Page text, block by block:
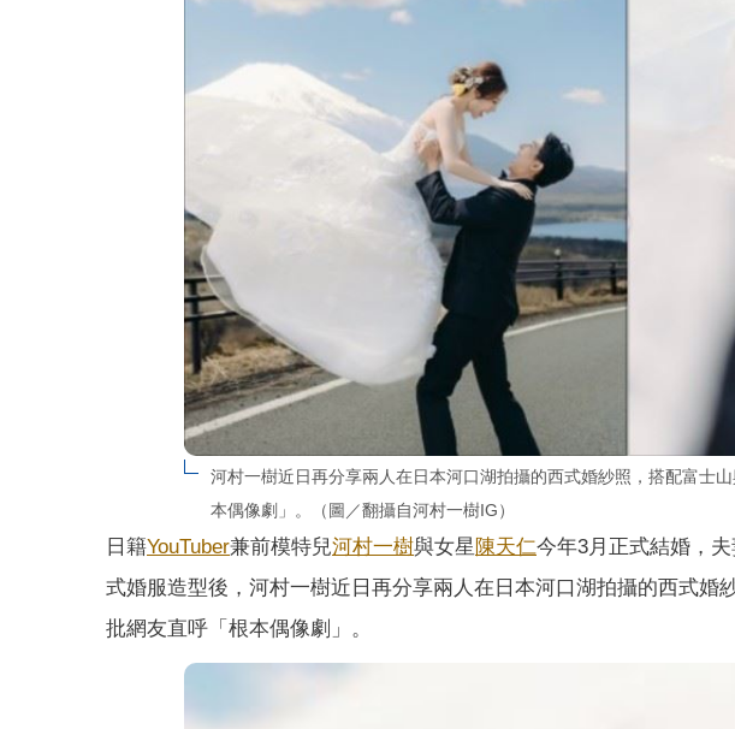
河村一樹近日再分享兩人在日本河口湖拍攝的西式婚紗照，搭配富士
本偶像劇」。（圖／翻攝自河村一樹IG）
日籍YouTuber兼前模特兒河村一樹與女星 陳天仁今年3月正式結婚，
式婚服造型後，河村一樹近日再分享兩人在日本河口湖拍攝的西式婚
批網友直呼「根本偶像劇」。